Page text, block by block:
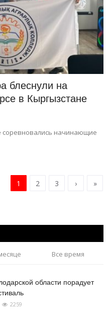
блеснули на
в Кыргызстане
соревновались начинающие
1 2 3 › »
Все время
области порадует
2259